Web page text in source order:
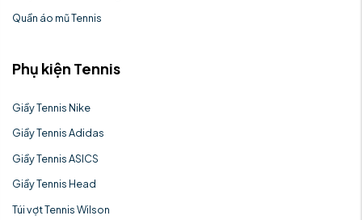
Quần áo mũ Tennis
Phụ kiện Tennis
Giầy Tennis Nike
Giầy Tennis Adidas
Giầy Tennis ASICS
Giầy Tennis Head
Túi vợt Tennis Wilson